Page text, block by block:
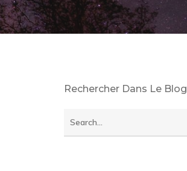
Rechercher Dans Le Blog